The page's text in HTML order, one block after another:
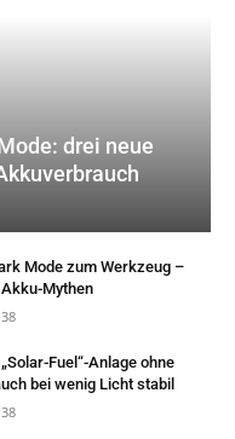
drei neue
Mode zum Werkzeug –
Mythen
Fuel“-Anlage ohne
bei wenig Licht stabil